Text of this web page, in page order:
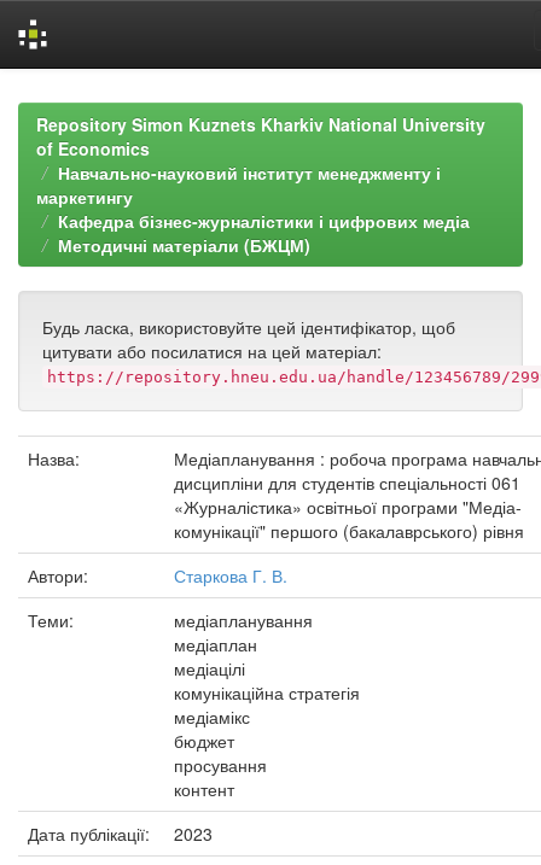
navigationRepository Simon Kuznets Kharkiv National University
of Economics
Навчально-науковий інститут менеджменту і
маркетингу
Кафедра бізнес-журналістики і цифрових медіа
Методичні матеріали (БЖЦМ)
Будь ласка, використовуйте цей ідентифікатор, щоб
цитувати або посилатися на цей матеріал:
https://repository.hneu.edu.ua/handle/123456789/
Назва:
Медіапланування : робоча програма
дисципліни для студентів спеціальності 061
«Журналістика» освітньої програми "Медіа-
комунікації" першого (бакалаврського) рівня
Автори:
Старкова Г. В.
Теми:
медіапланування
медіаплан
медіацілі
комунікаційна стратегія
медіамікс
бюджет
просування
контент
Дата публікації:
2023